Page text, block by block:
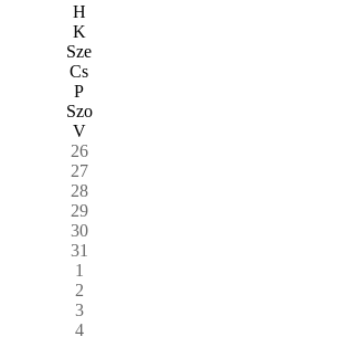
H
K
Sze
Cs
P
Szo
V
26
27
28
29
30
31
1
2
3
4